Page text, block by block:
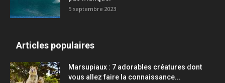
5 septembre 2023
Articles populaires
Marsupiaux : 7 adorables créatures dont
vous allez faire la connaissance...